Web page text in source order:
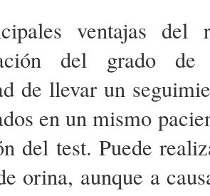
ventajas
del grado
de llevar un
en un mismo
del test. Puede
orina, aunque a